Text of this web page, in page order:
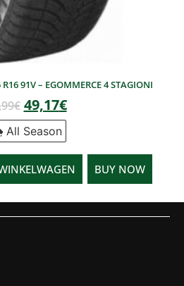
91V – EGOMMERCE 4 STAGIONI
€ 49,17€
All Season
BUY NOW